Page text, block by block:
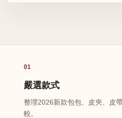
01
嚴選款式
整理2026新款包包、皮夾、皮
較。